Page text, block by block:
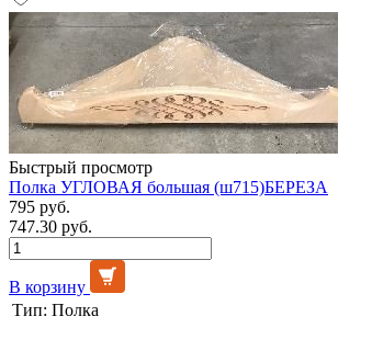
Быстрый просмотр
Полка УГЛОВАЯ большая (ш715)БЕРЕЗА
795 руб.
747.30 руб.
В корзину
Тип: Полка